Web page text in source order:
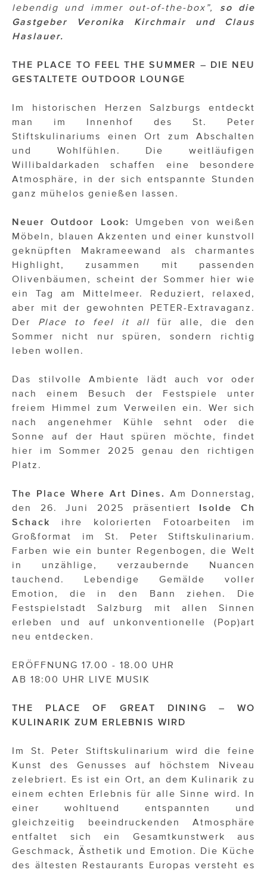
TOG Studio
Upside Down Town Hotel – Neue Post
ÜBER UNS
PRESS CONTACT
lebendig und immer out-of-the-box”, so die
Gastgeber Veronika Kirchmair und Claus
Haslauer.
THE PLACE TO FEEL THE SUMMER – DIE NEU
GESTALTETE OUTDOOR LOUNGE
Im historischen Herzen Salzburgs entdeckt
man im Innenhof des St. Peter
Stiftskulinariums einen Ort zum Abschalten
und Wohlfühlen. Die weitläufigen
Willibaldarkaden schaffen eine besondere
Atmosphäre, in der sich entspannte Stunden
ganz mühelos genießen lassen.
Neuer Outdoor Look:
Umgeben von weißen
Möbeln, blauen Akzenten und einer kunstvoll
geknüpften Makrameewand als charmantes
Highlight, zusammen mit passenden
Olivenbäumen, scheint der Sommer hier wie
ein Tag am Mittelmeer. Reduziert, relaxed,
aber mit der gewohnten PETER-Extravaganz.
Der Place to feel it all für alle, die den
Sommer nicht nur spüren, sondern richtig
leben wollen.
Das stilvolle Ambiente lädt auch vor oder
nach einem Besuch der Festspiele unter
freiem Himmel zum Verweilen ein. Wer sich
nach angenehmer Kühle sehnt oder die
Sonne auf der Haut spüren möchte, findet
hier im Sommer 2025 genau den richtigen
Platz.
The Place Where Art Dines.
Am Donnerstag,
den 26. Juni 2025 präsentiert Isolde Ch
Schack
ihre kolorierten Fotoarbeiten im
Großformat im St. Peter Stiftskulinarium.
Farben wie ein bunter Regenbogen, die Welt
in unzählige, verzaubernde Nuancen
tauchend. Lebendige Gemälde voller
Emotion, die in den Bann ziehen. Die
Festspielstadt Salzburg mit allen Sinnen
erleben und auf unkonventionelle (Pop)art
neu entdecken.
ERÖFFNUNG 17.00 - 18.00 UHR
AB 18:00 UHR LIVE MUSIK
THE PLACE OF GREAT DINING – WO
KULINARIK ZUM ERLEBNIS WIRD
Im St. Peter Stiftskulinarium wird die feine
Kunst des Genusses auf höchstem Niveau
zelebriert. Es ist ein Ort, an dem Kulinarik zu
einem echten Erlebnis für alle Sinne wird. In
einer wohltuend entspannten und
gleichzeitig beeindruckenden Atmosphäre
entfaltet sich ein Gesamtkunstwerk aus
Geschmack, Ästhetik und Emotion. Die Küche
des ältesten Restaurants Europas versteht es